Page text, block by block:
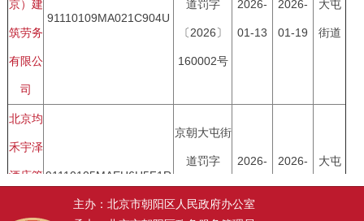
主办：北京市朝阳区人民政府办公室